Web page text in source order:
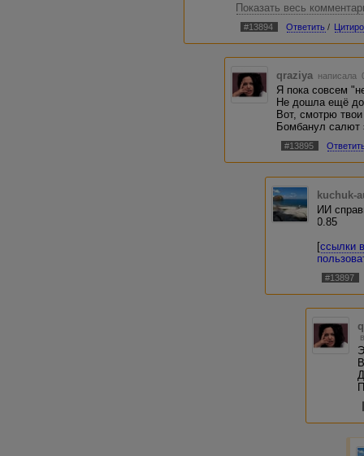
На небе диск полной
Каждому яблоку - место
Завтра где-то в одной из
Но это не станет
Ты знаешь теперь этот
Стой! Опасная зона!
Показать весь
#13894 Ответить /
qraziya написала
Я пока совсем
Не дошла ещё
Вот, смотрю
Бомбанул салют
#13895
kuchuk-
ИИ
0.85
[ссылки
#13897